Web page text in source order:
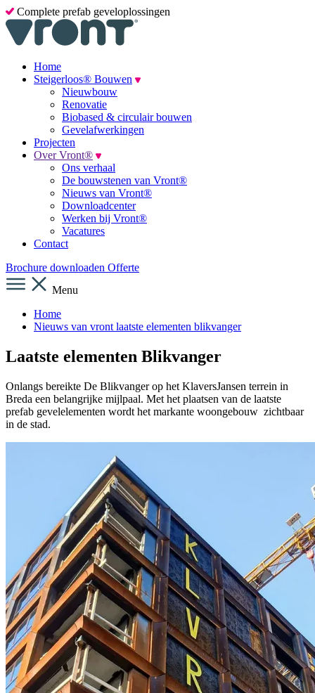
Complete prefab geveloplossingen
Home
Steigerloos® Bouwen
Nieuwbouw
Renovatie
Biobased & circulair bouwen
Gevelafwerkingen
Projecten
Over Vront®
Ons verhaal
De bouwstenen van Vront®
Nieuws van Vront®
Downloadcenter
Werken bij Vront®
Vacatures
Contact
Brochure downloaden Offerte
Menu
Home
Nieuws van vront laatste elementen blikvanger
Laatste elementen Blikvanger
Onlangs bereikte De Blikvanger op het KlaversJansen terrein in
Breda een belangrijke mijlpaal. Met het plaatsen van de laatste
prefab gevelelementen wordt het markante woongebouw zichtbaar
in de stad.